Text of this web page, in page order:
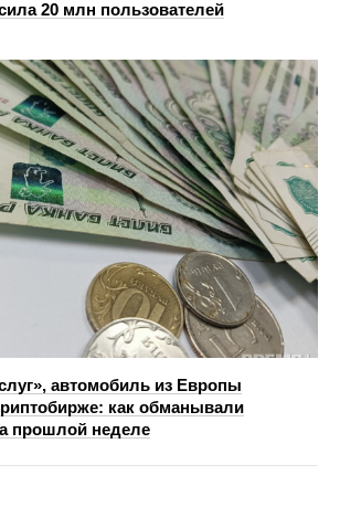
20 млн пользователей
автомобиль из Европы
как обманывали
прошлой неделе